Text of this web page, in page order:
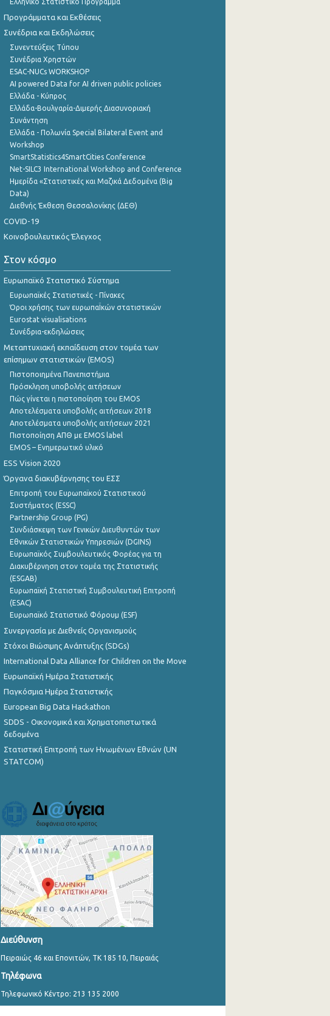
Προγράμματα και Εκθέσεις
Συνέδρια και Εκδηλώσεις
Συνεντεύξεις Τύπου
Συνέδρια Χρηστών
ESAC-NUCs WORKSHOP
AI powered Data for AI driven public policies
Ελλάδα - Κύπρος
Ελλάδα-Βουλγαρία-Διμερής Διασυνοριακή
Συνάντηση
Ελλάδα - Πολωνία Special Bilateral Event and
Workshop
SmartStatistics4SmartCities Conference
Net-SILC3 International Workshop and Conference
Ημερίδα «Στατιστικές και Μαζικά Δεδομένα (Big
Data)
Διεθνής Έκθεση Θεσσαλονίκης (ΔΕΘ)
COVID-19
Κοινοβουλευτικός Έλεγχος
Στον κόσμο
Ευρωπαϊκό Στατιστικό Σύστημα
Ευρωπαϊκές Στατιστικές - Πίνακες
Όροι χρήσης των ευρωπαΪκών στατιστικών
Eurostat visualisations
Συνέδρια-εκδηλώσεις
Μεταπτυχιακή εκπαίδευση στον τομέα των
επίσημων στατιστικών (EMOS)
Πιστοποιημένα Πανεπιστήμια
Πρόσκληση υποβολής αιτήσεων
Πώς γίνεται η πιστοποίηση του EMOS
Αποτελέσματα υποβολής αιτήσεων 2018
Αποτελέσματα υποβολής αιτήσεων 2021
Πιστοποίηση ΑΠΘ με EMOS label
EMOS – Ενημερωτικό υλικό
ESS Vision 2020
Όργανα διακυβέρνησης του ΕΣΣ
Επιτροπή του Ευρωπαϊκού Στατιστικού
Συστήματος (ESSC)
Partnership Group (PG)
Συνδιάσκεψη των Γενικών Διευθυντών των
Εθνικών Στατιστικών Υπηρεσιών (DGINS)
Ευρωπαϊκός Συμβουλευτικός Φορέας για τη
Διακυβέρνηση στον τομέα της Στατιστικής
(ESGAB)
Ευρωπαϊκή Στατιστική Συμβουλευτική Επιτροπή
(ESAC)
Ευρωπαϊκό Στατιστικό Φόρουμ (ESF)
Συνεργασία με Διεθνείς Οργανισμούς
Στόχοι Βιώσιμης Ανάπτυξης (SDGs)
International Data Alliance for Children on the Move
Ευρωπαϊκή Ημέρα Στατιστικής
Παγκόσμια Ημέρα Στατιστικής
European Big Data Hackathon
SDDS - Οικονομικά και Χρηματοπιστωτικά
δεδομένα
Στατιστική Επιτροπή των Ηνωμένων Εθνών (UN
STATCOM)
Διεύθυνση
Πειραιώς 46 και Επονιτών, ΤΚ 185 10, Πειραιάς
Τηλέφωνα
Τηλεφωνικό Κέντρο: 213 135 2000